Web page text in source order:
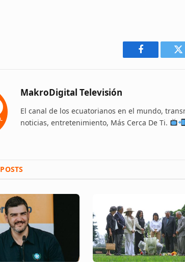
Facebook
MakroDigital Televisión
El canal de los ecuatorianos en el mundo,
noticias, entretenimiento, Más Cerca De Ti.
POSTS